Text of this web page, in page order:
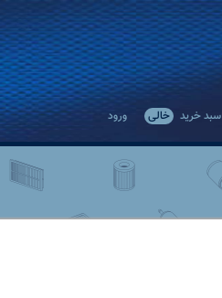
سبد خرید خالی ورود